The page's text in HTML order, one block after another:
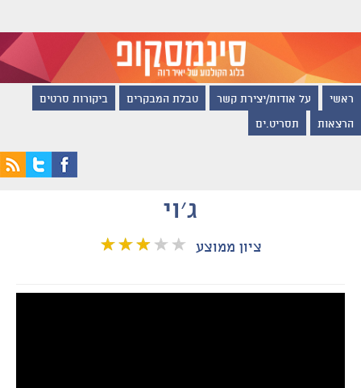
ראשי על אודות/יצירת קשר טבלת המבקרים ביקורות סרטים
הרצאות תסריט.ים
ג׳וי
ציון ממוצע